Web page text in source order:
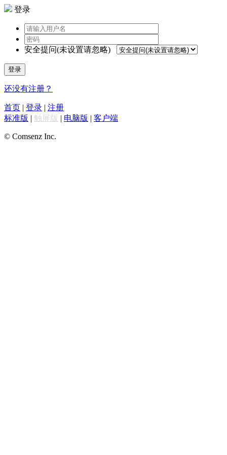
登录
安全提问(未设置请忽略)
登录
还没有注册？
首页 | 登录 | 注册
标准版 | 触屏版 | 电脑版 | 客户端
© Comsenz Inc.